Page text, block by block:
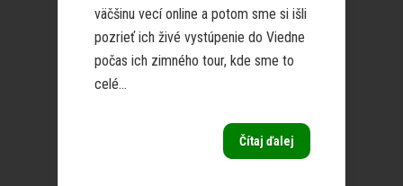
väčšinu vecí online a potom sme si išli
pozrieť ich živé vystúpenie do Viedne
počas ich zimného tour, kde sme to
celé...
Čítaj ďalej